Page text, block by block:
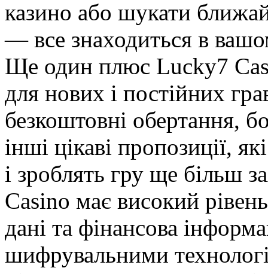
казино або шукати
— все знаходиться в
Ще один плюс Lucky7
для нових і постійних
безкоштовні обертання,
інші цікаві пропозиції,
і зроблять гру ще більш
Casino має високий
дані та фінансова
шифрувальними